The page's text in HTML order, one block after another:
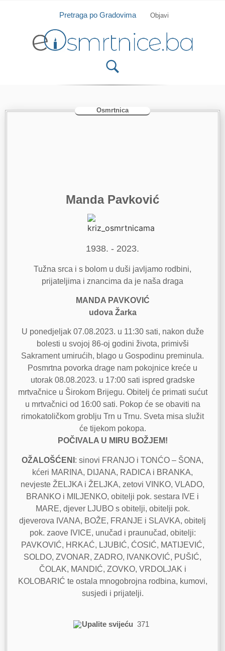
Isprobajte našu Android i IOS aplikaciju
Pretraga po Gradovima Objavi
Osmrtnica
Manda Pavković
1938. - 2023.
Tužna srca i s bolom u duši javljamo rodbini,
prijateljima i znancima da je naša draga
MANDA PAVKOVIĆ
udova Žarka
U ponedjeljak 07.08.2023. u 11:30 sati, nakon duže
bolesti u svojoj 86-oj godini života, primivši
Sakrament umirućih, blago u Gospodinu preminula.
Posmrtna povorka drage nam pokojnice kreće u
utorak 08.08.2023. u 17:00 sati ispred gradske
mrtvačnice u Širokom Brijegu. Obitelj će primati sućut
u mrtvačnici od 16:00 sati. Pokop će se obaviti na
rimokatoličkom groblju Trn u Trnu. Sveta misa služit
će tijekom pokopa.
POČIVALA U MIRU BOŽJEM!
OŽALOŠĆENI : sinovi FRANJO i TONĆO – ŠONA,
kćeri MARINA, DIJANA, RADICA i BRANKA,
nevjeste ŽELJKA i ŽELJKA, zetovi VINKO, VLADO,
BRANKO i MILJENKO, obitelji pok. sestara IVE i
MARE, djever LJUBO s obitelji, obitelji pok.
djeverova IVANA, BOŽE, FRANJE i SLAVKA, obitelj
pok. zaove IVICE, unučad i praunučad, obitelji:
PAVKOVIĆ, HRKAĆ, LJUBIĆ, ĆOSIĆ, MATIJEVIĆ,
SOLDO, ZVONAR, ZADRO, IVANKOVIĆ, PUŠIĆ,
ČOLAK, MANDIĆ, ZOVKO, VRDOLJAK i
KOLOBARIĆ te ostala mnogobrojna rodbina, kumovi,
susjedi i prijatelji.
Upalite svijeću 371